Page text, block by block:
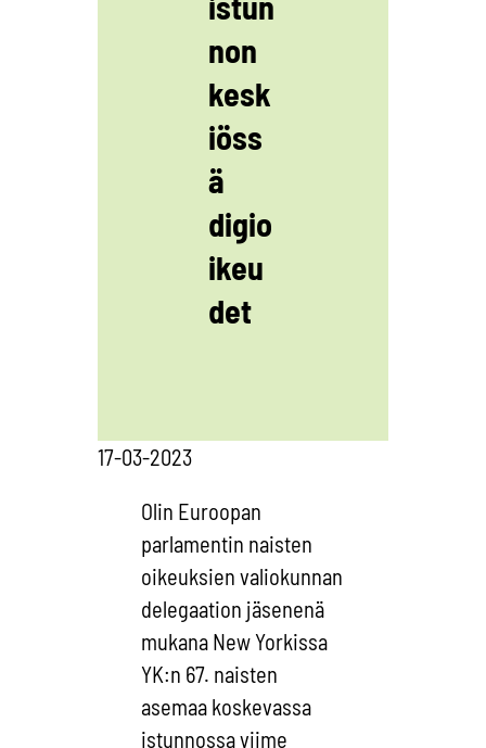
non
kesk
iöss
ä
digio
ikeu
det
17-03-2023
Olin Euroopan
parlamentin naisten
oikeuksien valiokunnan
delegaation jäsenenä
mukana New Yorkissa
YK:n 67. naisten
asemaa koskevassa
istunnossa viime